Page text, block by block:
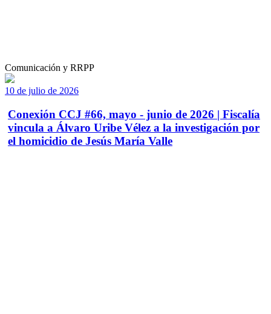
Comunicación y RRPP
10 de julio de 2026
Conexión CCJ #66, mayo - junio de 2026 | Fiscalía
vincula a Álvaro Uribe Vélez a la investigación por
el homicidio de Jesús María Valle